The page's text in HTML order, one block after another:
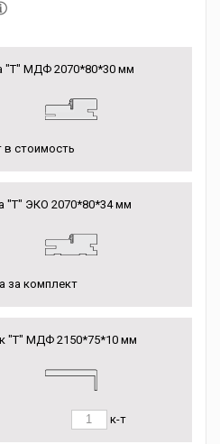
"Т" МДФ 2070*80*30 мм
в стоимость
"Т" ЭКО 2070*80*34 мм
за комплект
"Т" МДФ 2150*75*10 мм
к-т